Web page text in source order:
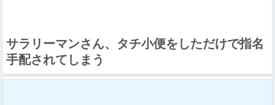
サラリーマンさん、タチ小便をしただけで指名
手配されてしまう